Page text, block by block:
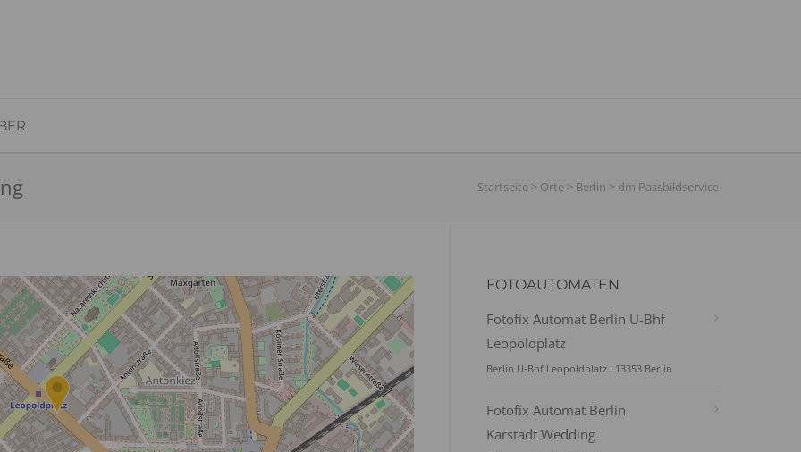
Startseite > Orte > Berlin > dm Passbildservice
FOTOAUTOMATEN
Fotofix Automat Berlin U-Bhf
Leopoldplatz
Berlin U-Bhf Leopoldplatz · 13353 Berlin
Fotofix Automat Berlin
Karstadt Wedding